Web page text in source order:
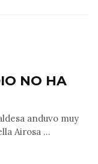
NO HA
anduvo muy
Airosa ...